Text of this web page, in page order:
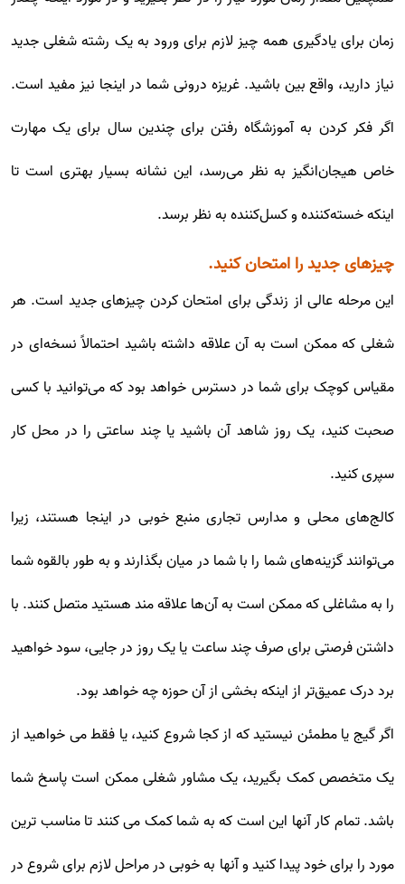
زمان برای یادگیری همه چیز لازم برای ورود به یک رشته شغلی جدید
نیاز دارید، واقع بین باشید. غریزه درونی شما در اینجا نیز مفید است.
اگر فکر کردن به آموزشگاه رفتن برای چندین سال برای یک مهارت
خاص هیجان‌انگیز به نظر می‌رسد، این نشانه بسیار بهتری است تا
اینکه خسته‌کننده و کسل‌کننده به نظر برسد.
چیزهای جدید را امتحان کنید.
این مرحله عالی از زندگی برای امتحان کردن چیزهای جدید است. هر
شغلی که ممکن است به آن علاقه داشته باشید احتمالاً نسخه‌ای در
مقیاس کوچک برای شما در دسترس خواهد بود که می‌توانید با کسی
صحبت کنید، یک روز شاهد آن باشید یا چند ساعتی را در محل کار
سپری کنید.
کالج‌های محلی و مدارس تجاری منبع خوبی در اینجا هستند، زیرا
می‌توانند گزینه‌های شما را با شما در میان بگذارند و به طور بالقوه شما
را به مشاغلی که ممکن است به آن‌ها علاقه مند هستید متصل کنند. با
داشتن فرصتی برای صرف چند ساعت یا یک روز در جایی، سود خواهید
برد درک عمیق‌تر از اینکه بخشی از آن حوزه چه خواهد بود.
اگر گیج یا مطمئن نیستید که از کجا شروع کنید، یا فقط می خواهید از
یک متخصص کمک بگیرید، یک مشاور شغلی ممکن است پاسخ شما
باشد. تمام کار آنها این است که به شما کمک می کنند تا مناسب ترین
مورد را برای خود پیدا کنید و آنها به خوبی در مراحل لازم برای شروع در